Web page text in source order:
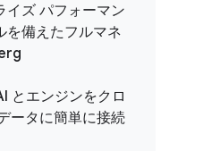
イズ パフォーマン
を備えたフルマネ
とエンジンをクロ
ータに簡単に接続